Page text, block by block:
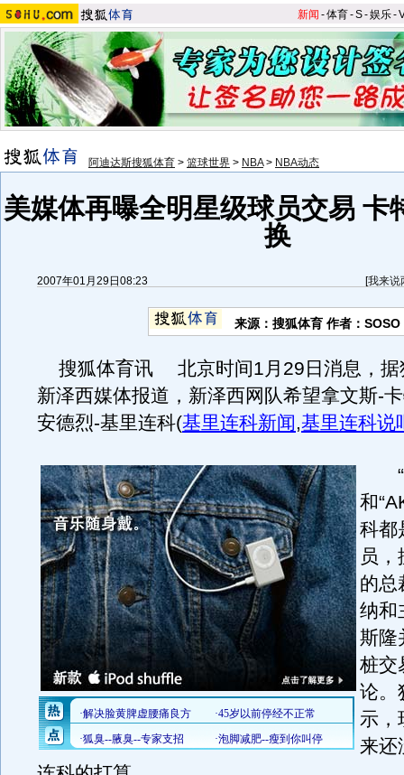
新闻 -体育-S-娱乐-
阿迪达斯搜狐体育 > 篮球世界 > NBA> NBA动态
美媒体再曝全明星级球员交易 卡
换
2007年01月29日08:23 [我来说
来源：搜狐体育 作者：SOSO
搜狐体育讯 北京时间1月29日消息，据
新泽西媒体报道，新泽西网队希望拿文斯-
安德烈-基里连科(基里连科新闻,基里连科说
“
和
科都
员
的总
纳和
斯隆
桩交
论。
示，
来还